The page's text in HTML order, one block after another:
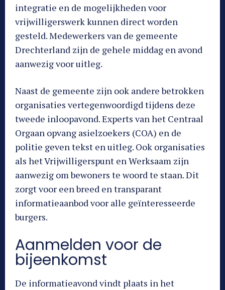
integratie en de mogelijkheden voor
vrijwilligerswerk kunnen direct worden
gesteld. Medewerkers van de gemeente
Drechterland zijn de gehele middag en avond
aanwezig voor uitleg.
Naast de gemeente zijn ook andere betrokken
organisaties vertegenwoordigd tijdens deze
tweede inloopavond. Experts van het Centraal
Orgaan opvang asielzoekers (COA) en de
politie geven tekst en uitleg. Ook organisaties
als het Vrijwilligerspunt en Werksaam zijn
aanwezig om bewoners te woord te staan. Dit
zorgt voor een breed en transparant
informatieaanbod voor alle geïnteresseerde
burgers.
Aanmelden voor de
bijeenkomst
De informatieavond vindt plaats in het